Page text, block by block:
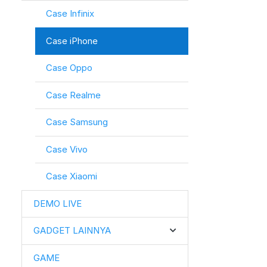
Case Infinix
Case iPhone
Case Oppo
Case Realme
Case Samsung
Case Vivo
Case Xiaomi
DEMO LIVE
GADGET LAINNYA
GAME